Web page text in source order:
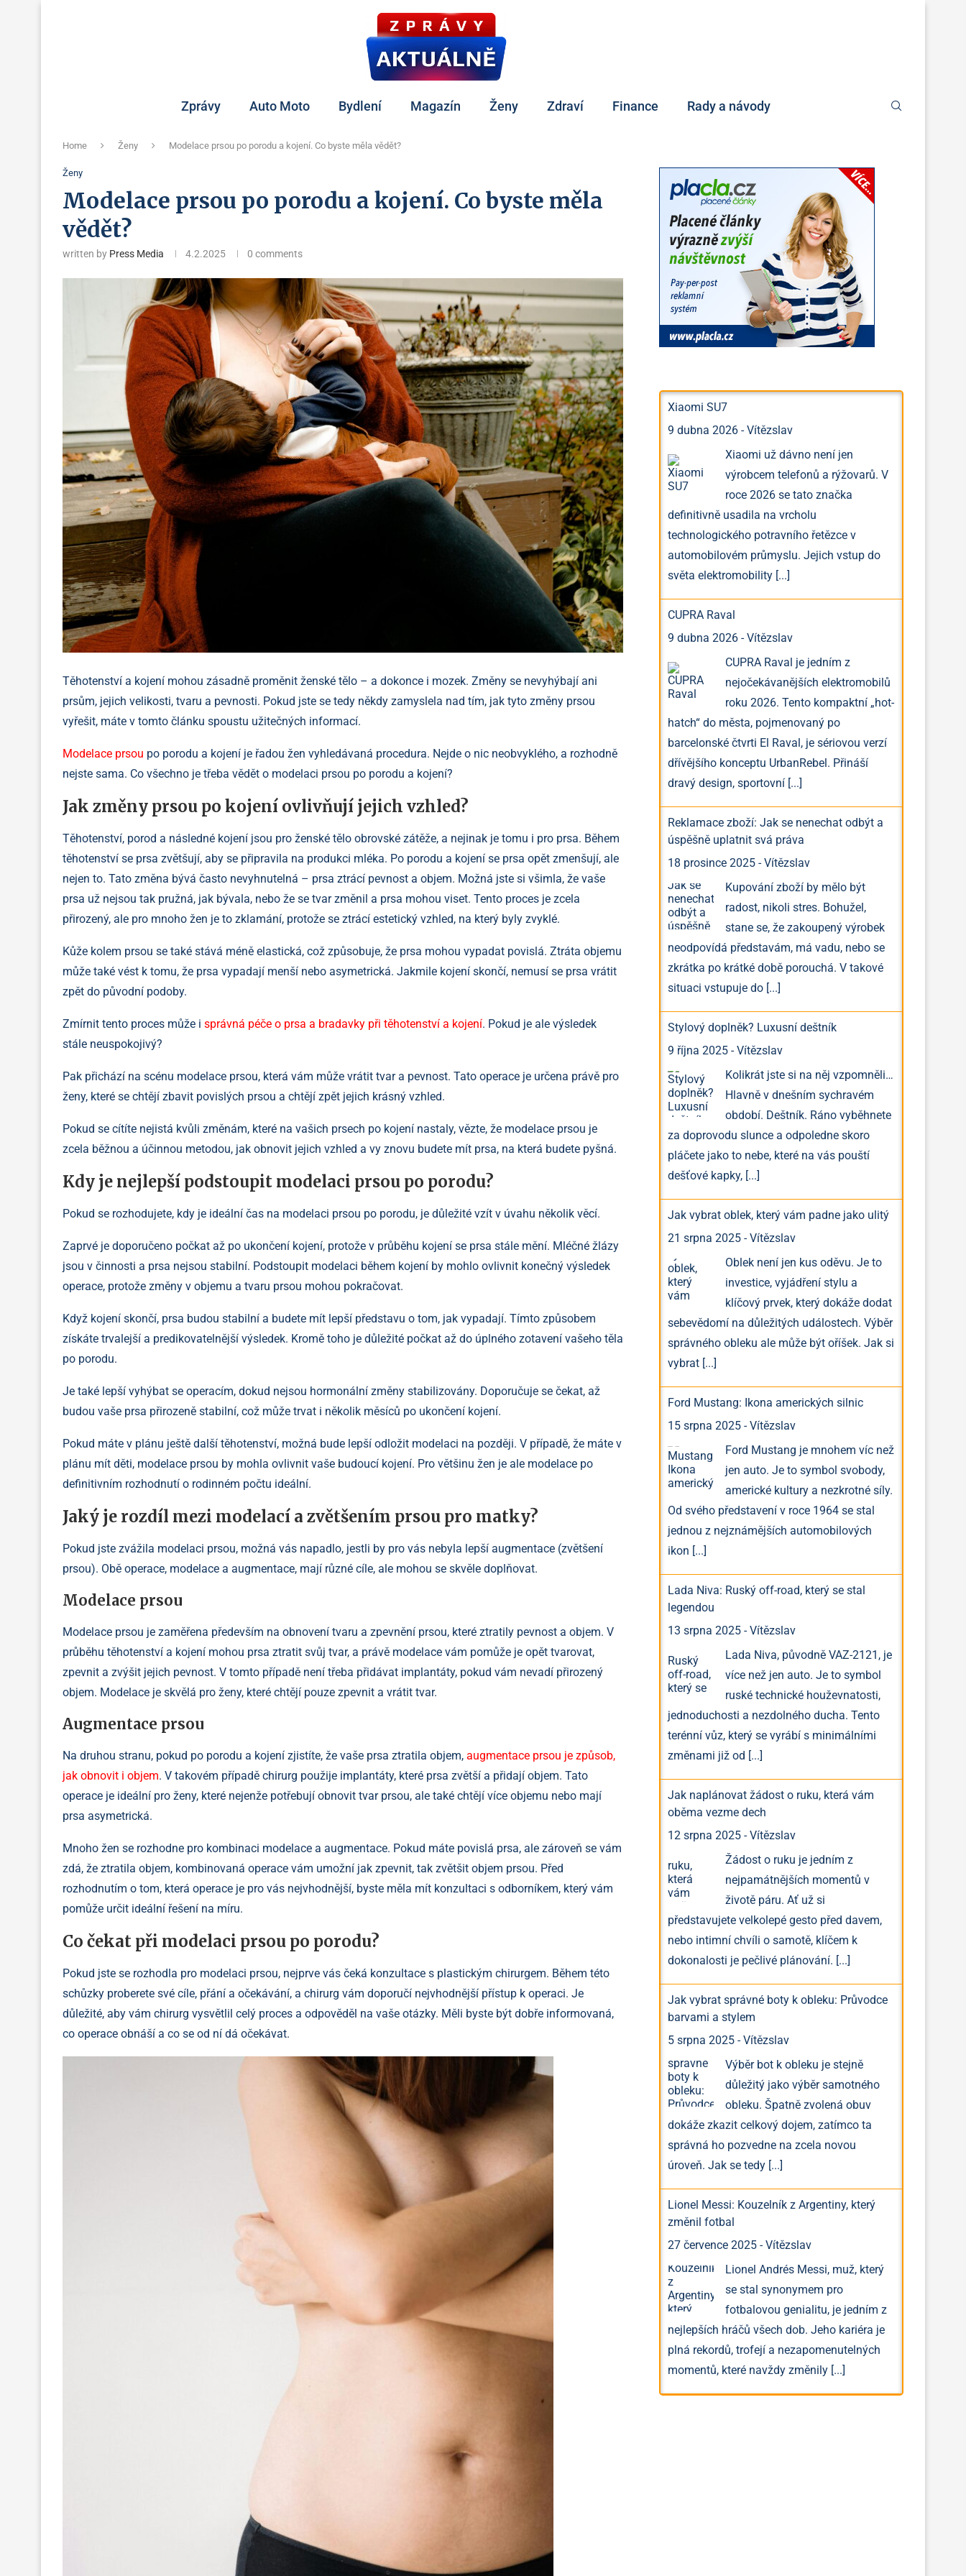
Zprávy Auto Moto Bydlení Magazín Ženy Zdraví Finance Rady a návody
Home Ženy Modelace prsou po porodu a kojení. Co byste měla vědět?
Ženy
Modelace prsou po porodu a kojení. Co byste měla
vědět?
written by Press Media 4.2.2025 0 comments
Těhotenství a kojení mohou zásadně proměnit ženské tělo – a dokonce i mozek. Změny se nevyhýbají ani
prsům, jejich velikosti, tvaru a pevnosti. Pokud jste se tedy někdy zamyslela nad tím, jak tyto změny prsou
vyřešit, máte v tomto článku spoustu užitečných informací.
Modelace prsou po porodu a kojení je řadou žen vyhledávaná procedura. Nejde o nic neobvyklého, a rozhodně
nejste sama. Co všechno je třeba vědět o modelaci prsou po porodu a kojení?
Jak změny prsou po kojení ovlivňují jejich vzhled?
Těhotenství, porod a následné kojení jsou pro ženské tělo obrovské zátěže, a nejinak je tomu i pro prsa. Během
těhotenství se prsa zvětšují, aby se připravila na produkci mléka. Po porodu a kojení se prsa opět zmenšují, ale
nejen to. Tato změna bývá často nevyhnutelná – prsa ztrácí pevnost a objem. Možná jste si všimla, že vaše
prsa už nejsou tak pružná, jak bývala, nebo že se tvar změnil a prsa mohou viset. Tento proces je zcela
přirozený, ale pro mnoho žen je to zklamání, protože se ztrácí estetický vzhled, na který byly zvyklé.
Kůže kolem prsou se také stává méně elastická, což způsobuje, že prsa mohou vypadat povislá. Ztráta objemu
může také vést k tomu, že prsa vypadají menší nebo asymetrická. Jakmile kojení skončí, nemusí se prsa vrátit
zpět do původní podoby.
Zmírnit tento proces může i správná péče o prsa a bradavky při těhotenství a kojení. Pokud je ale výsledek
stále neuspokojivý?
Pak přichází na scénu modelace prsou, která vám může vrátit tvar a pevnost. Tato operace je určena právě pro
ženy, které se chtějí zbavit povislých prsou a chtějí zpět jejich krásný vzhled.
Pokud se cítíte nejistá kvůli změnám, které na vašich prsech po kojení nastaly, vězte, že modelace prsou je
zcela běžnou a účinnou metodou, jak obnovit jejich vzhled a vy znovu budete mít prsa, na která budete pyšná.
Kdy je nejlepší podstoupit modelaci prsou po porodu?
Pokud se rozhodujete, kdy je ideální čas na modelaci prsou po porodu, je důležité vzít v úvahu několik věcí.
Zaprvé je doporučeno počkat až po ukončení kojení, protože v průběhu kojení se prsa stále mění. Mléčné žlázy
jsou v činnosti a prsa nejsou stabilní. Podstoupit modelaci během kojení by mohlo ovlivnit konečný výsledek
operace, protože změny v objemu a tvaru prsou mohou pokračovat.
Když kojení skončí, prsa budou stabilní a budete mít lepší představu o tom, jak vypadají. Tímto způsobem
získáte trvalejší a predikovatelnější výsledek. Kromě toho je důležité počkat až do úplného zotavení vašeho těla
po porodu.
Je také lepší vyhýbat se operacím, dokud nejsou hormonální změny stabilizovány. Doporučuje se čekat, až
budou vaše prsa přirozeně stabilní, což může trvat i několik měsíců po ukončení kojení.
Pokud máte v plánu ještě další těhotenství, možná bude lepší odložit modelaci na později. V případě, že máte v
plánu mít děti, modelace prsou by mohla ovlivnit vaše budoucí kojení. Pro většinu žen je ale modelace po
definitivním rozhodnutí o rodinném počtu ideální.
Jaký je rozdíl mezi modelací a zvětšením prsou pro matky?
Pokud jste zvážila modelaci prsou, možná vás napadlo, jestli by pro vás nebyla lepší augmentace (zvětšení
prsou). Obě operace, modelace a augmentace, mají různé cíle, ale mohou se skvěle doplňovat.
Modelace prsou
Modelace prsou je zaměřena především na obnovení tvaru a zpevnění prsou, které ztratily pevnost a objem. V
průběhu těhotenství a kojení mohou prsa ztratit svůj tvar, a právě modelace vám pomůže je opět tvarovat,
zpevnit a zvýšit jejich pevnost. V tomto případě není třeba přidávat implantáty, pokud vám nevadí přirozený
objem. Modelace je skvělá pro ženy, které chtějí pouze zpevnit a vrátit tvar.
Augmentace prsou
Na druhou stranu, pokud po porodu a kojení zjistíte, že vaše prsa ztratila objem, augmentace prsou je způsob,
jak obnovit i objem. V takovém případě chirurg použije implantáty, které prsa zvětší a přidají objem. Tato
operace je ideální pro ženy, které nejenže potřebují obnovit tvar prsou, ale také chtějí více objemu nebo mají
prsa asymetrická.
Mnoho žen se rozhodne pro kombinaci modelace a augmentace. Pokud máte povislá prsa, ale zároveň se vám
zdá, že ztratila objem, kombinovaná operace vám umožní jak zpevnit, tak zvětšit objem prsou. Před
rozhodnutím o tom, která operace je pro vás nejvhodnější, byste měla mít konzultaci s odborníkem, který vám
pomůže určit ideální řešení na míru.
Co čekat při modelaci prsou po porodu?
Pokud jste se rozhodla pro modelaci prsou, nejprve vás čeká konzultace s plastickým chirurgem. Během této
schůzky proberete své cíle, přání a očekávání, a chirurg vám doporučí nejvhodnější přístup k operaci. Je
důležité, aby vám chirurg vysvětlil celý proces a odpověděl na vaše otázky. Měli byste být dobře informovaná,
co operace obnáší a co se od ní dá očekávat.
Xiaomi SU7
9 dubna 2026 -Vítězslav
Xiaomi už dávno není jen
výrobcem telefonů a rýžovarů. V
roce 2026 se tato značka
definitivně usadila na vrcholu
technologického potravního řetězce v
automobilovém průmyslu. Jejich vstup do
světa elektromobility [...]
CUPRA Raval
9 dubna 2026 -Vítězslav
CUPRA Raval je jedním z
nejočekávanějších elektromobilů
roku 2026. Tento kompaktní „hot-
hatch“ do města, pojmenovaný po
barcelonské čtvrti El Raval, je sériovou verzí
dřívějšího konceptu UrbanRebel. Přináší
dravý design, sportovní [...]
Reklamace zboží: Jak se nenechat odbýt a
úspěšně uplatnit svá práva
18 prosince 2025 -Vítězslav
Kupování zboží by mělo být
radost, nikoli stres. Bohužel,
stane se, že zakoupený výrobek
neodpovídá představám, má vadu, nebo se
zkrátka po krátké době porouchá. V takové
situaci vstupuje do [...]
Stylový doplněk? Luxusní deštník
9 října 2025 -Vítězslav
Kolikrát jste si na něj vzpomněli…
Hlavně v dnešním sychravém
období. Deštník. Ráno vyběhnete
za doprovodu slunce a odpoledne skoro
pláčete jako to nebe, které na vás pouští
dešťové kapky, [...]
Jak vybrat oblek, který vám padne jako ulitý
21 srpna 2025 -Vítězslav
Oblek není jen kus oděvu. Je to
investice, vyjádření stylu a
klíčový prvek, který dokáže dodat
sebevědomí na důležitých událostech. Výběr
správného obleku ale může být oříšek. Jak si
vybrat [...]
Ford Mustang: Ikona amerických silnic
15 srpna 2025 -Vítězslav
Ford Mustang je mnohem víc než
jen auto. Je to symbol svobody,
americké kultury a nezkrotné síly.
Od svého představení v roce 1964 se stal
jednou z nejznámějších automobilových
ikon [...]
Lada Niva: Ruský off-road, který se stal
legendou
13 srpna 2025 -Vítězslav
Lada Niva, původně VAZ-2121, je
více než jen auto. Je to symbol
ruské technické houževnatosti,
jednoduchosti a nezdolného ducha. Tento
terénní vůz, který se vyrábí s minimálními
změnami již od [...]
Jak naplánovat žádost o ruku, která vám
oběma vezme dech
12 srpna 2025 -Vítězslav
Žádost o ruku je jedním z
nejpamátnějších momentů v
životě páru. Ať už si
představujete velkolepé gesto před davem,
nebo intimní chvíli o samotě, klíčem k
dokonalosti je pečlivé plánování. [...]
Jak vybrat správné boty k obleku: Průvodce
barvami a stylem
5 srpna 2025 -Vítězslav
Výběr bot k obleku je stejně
důležitý jako výběr samotného
obleku. Špatně zvolená obuv
dokáže zkazit celkový dojem, zatímco ta
správná ho pozvedne na zcela novou
úroveň. Jak se tedy [...]
Lionel Messi: Kouzelník z Argentiny, který
změnil fotbal
27 července 2025 -Vítězslav
Lionel Andrés Messi, muž, který
se stal synonymem pro
fotbalovou genialitu, je jedním z
nejlepších hráčů všech dob. Jeho kariéra je
plná rekordů, trofejí a nezapomenutelných
momentů, které navždy změnily [...]